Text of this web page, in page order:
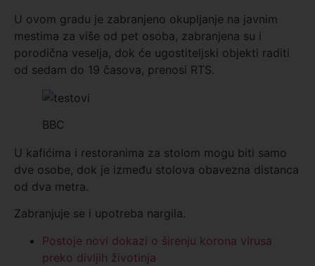
U ovom gradu je zabranjeno okupljanje na javnim
mestima za više od pet osoba, zabranjena su i
porodična veselja, dok će ugostiteljski objekti raditi
od sedam do 19 časova, prenosi RTS.
BBC
U kafićima i restoranima za stolom mogu biti samo
dve osobe, dok je između stolova obavezna distanca
od dva metra.
Zabranjuje se i upotreba nargila.
Postoje novi dokazi o širenju korona virusa
preko divljih životinja